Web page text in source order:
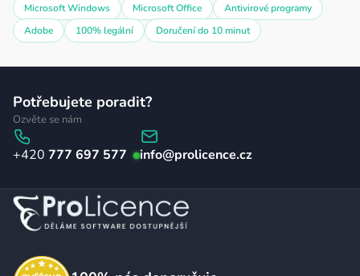
Microsoft Windows Microsoft Office
Antivirové programy
Adobe
100% legální Doručení do 10 minut
t
Potřebujete poradit?
Ozvěte se nám
777 697 577 info@prolicence.cz